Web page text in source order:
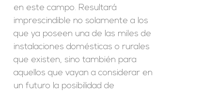
en este campo. Resultará
imprescindible no solamente a los
que ya poseen una de las miles de
instalaciones domésticas o rurales
que existen, sino también para
aquellos que vayan a considerar en
un futuro la posibilidad de